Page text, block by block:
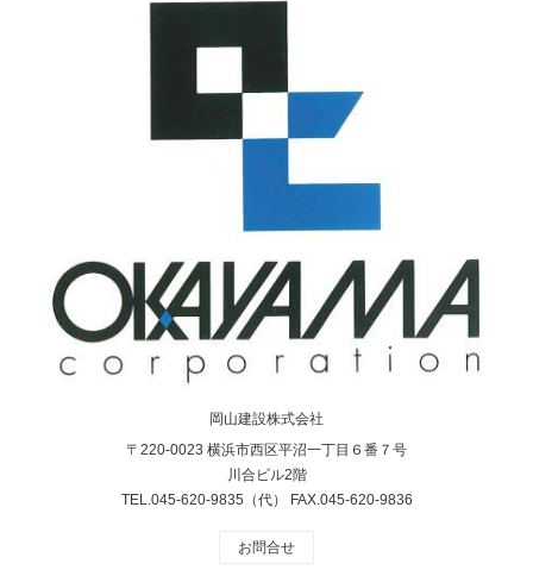
岡山建設株式会社
〒220-0023 横浜市西区平沼一丁目６番７号
川合ビル2階
TEL.045-620-9835（代） FAX.045-620-9836
お問合せ